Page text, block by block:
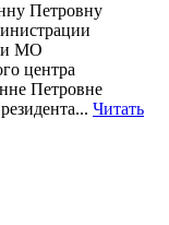
Петровну
МО
центра
Петровне
Читать